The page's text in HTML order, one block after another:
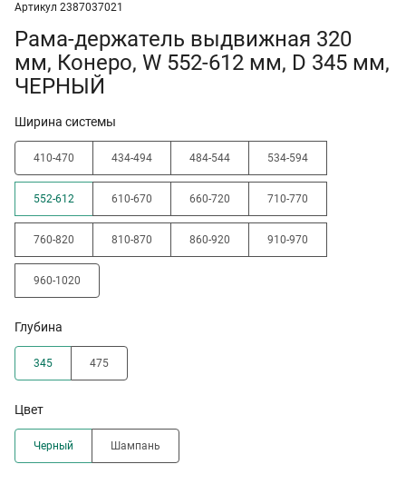
Артикул 2387037021
Рама-держатель выдвижная 320
мм, Конеро, W 552-612 мм, D 345 мм,
ЧЕРНЫЙ
Ширина системы
410-470 434-494 484-544 534-594
552-612 610-670 660-720 710-770
760-820 810-870 860-920 910-970
960-1020
Глубина
345 475
Цвет
Черный Шампань